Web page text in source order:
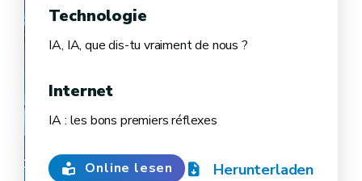
Technologie
IA, IA, que dis-tu vraiment de nous ?
Internet
IA : les bons premiers réflexes
Online lesen Herunterladen